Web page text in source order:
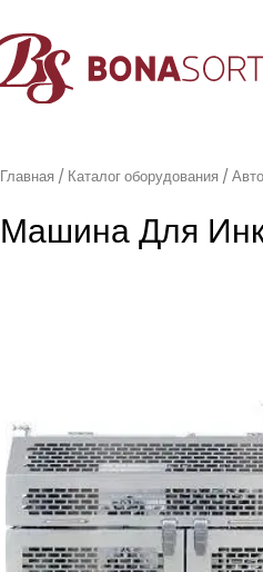
Главная Каталог оборудования
Машина Для